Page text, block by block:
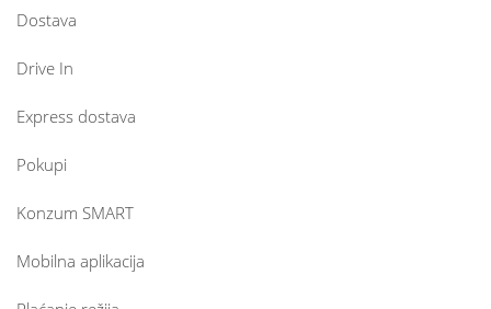
Dostava
Drive In
Express dostava
Pokupi
Konzum SMART
Mobilna aplikacija